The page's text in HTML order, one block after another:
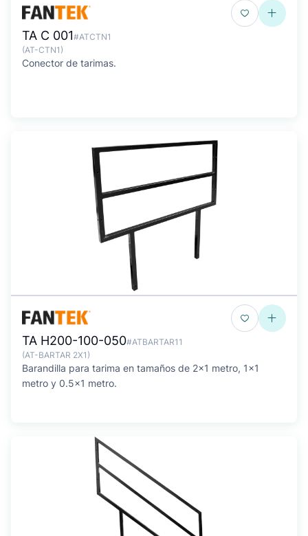
TA C 001#ATCTN1
(AT-CTN1)
Conector de tarimas.
TA H200-100-050#ATBARTAR11
(AT-BARTAR 2X1)
Barandilla para tarima en tamaños de 2x1 metro, 1x1
metro y 0.5x1 metro.